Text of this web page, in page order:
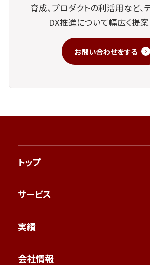
育成、プロダクトの利活用など、
DX推進について幅広く提案
お問い合わせをする
トップ
サービス
実績
会社情報